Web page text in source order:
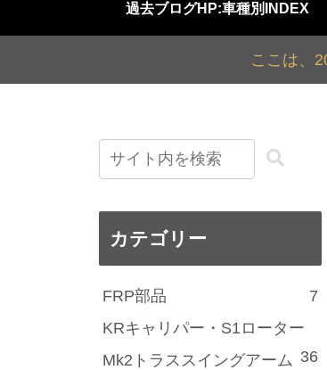
過去ブログHP:車種別INDEX
ここは、
カテゴリー
FRP部品
7
KRキャリパー・S1ローター
36
Mk2トラススイングアーム